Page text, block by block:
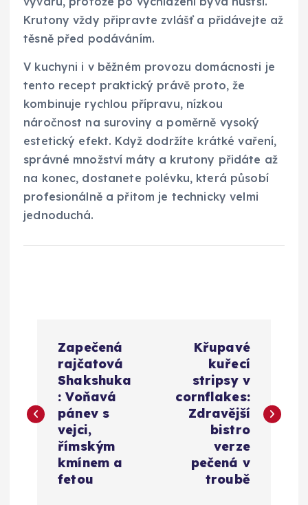
Krutony vždy připravte zvlášť a přidávejte až
těsně před podáváním.
V kuchyni i v běžném provozu domácnosti je
tento recept praktický právě proto, že
kombinuje rychlou přípravu, nízkou
náročnost na suroviny a poměrně vysoký
estetický efekt. Když dodržíte krátké vaření,
správné množství máty a krutony přidáte až
na konec, dostanete polévku, která působí
profesionálně a přitom je technicky velmi
jednoduchá.
v
Zapečená
rajčatová
Shakshuka
: Voňavá
pánev s
vejci,
římským
kmínem a
fetou
Křupavé
kuřecí
stripsy v
cornflakes:
Zdravější
bistro
verze
pečená v
troubě